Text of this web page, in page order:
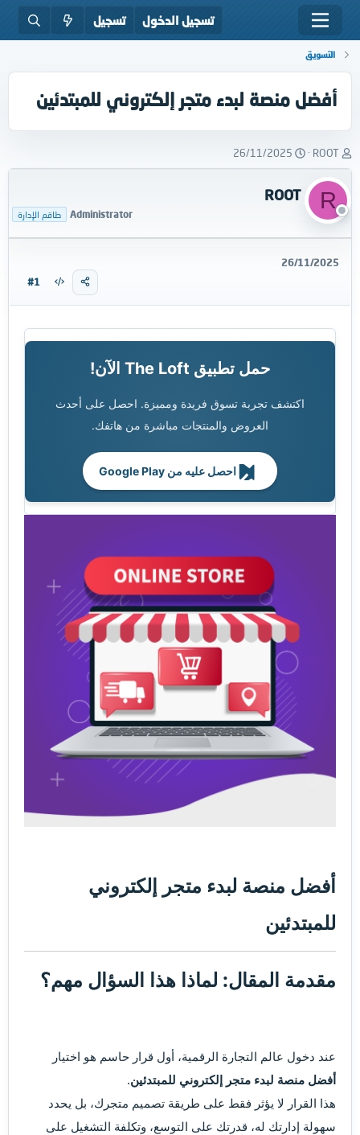
تسجيل الدخول تسجيل
التسويق
أفضل منصة لبدء متجر إلكتروني للمبتدئين
ب
ا
د
ئ
ا
ل
م
ض
ROOT
ت
ا
ي
ل
د
26/11/2025
R
ROOT
Administrator طاقم الإدارة
26/11/2025
#1
حمل تطبيق The Loft الآن!
اكتشف تجربة تسوق فريدة ومميزة. احصل على أحدث
العروض والمنتجات مباشرة من هاتفك.
احصل عليه من Google Play
أفضل منصة لبدء متجر إلكتروني
للمبتدئين​
مقدمة المقال: لماذا هذا السؤال مهم؟​
عند دخول عالم التجارة الرقمية، أول قرار حاسم هو اختيار
أفضل منصة لبدء متجر إلكتروني للمبتدئين.
هذا القرار لا يؤثر فقط على طريقة تصميم متجرك، بل يحدد
سهولة إدارتك له، قدرتك على التوسع، وتكلفة التشغيل على